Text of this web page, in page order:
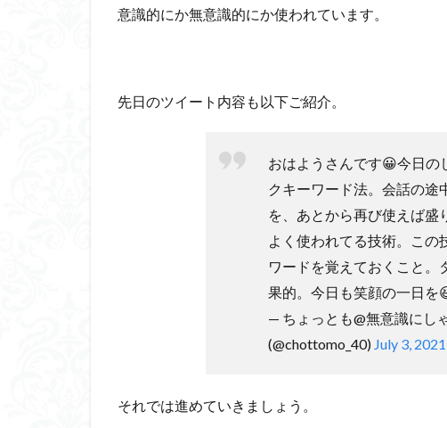
意識的にか無意識的にか使われています。
先日のツイート内容も以下ご紹介。
おはようさんです😀今日の
クキーワード法。会話の途
を、あとから再び使えば盛
よく使われてる技術。こ
ワードを覚えておくこと。
果的。今日も笑顔の一日を
— ちょっとも@無意識にし
(@chottomo_40) July 3, 2021
それでは進めていきましょう。